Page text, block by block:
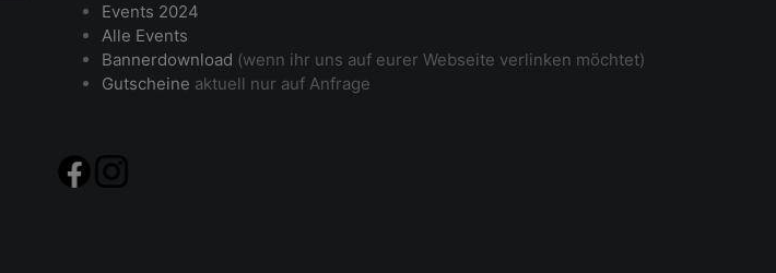
Events 2024
Alle Events
Bannerdownload (wenn ihr uns auf eurer Webseite verlinken möchtet)
Gutscheine aktuell nur auf Anfrage